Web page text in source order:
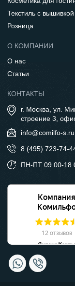
Текстиль с
Розница
О КОМПАНИИ
О нас
Статьи
КОНТАКТЫ
г. Москва, ул.
строение 3,
info@comilfo-s.ru
8 (495) 723-74-
ПН-ПТ 09.00-